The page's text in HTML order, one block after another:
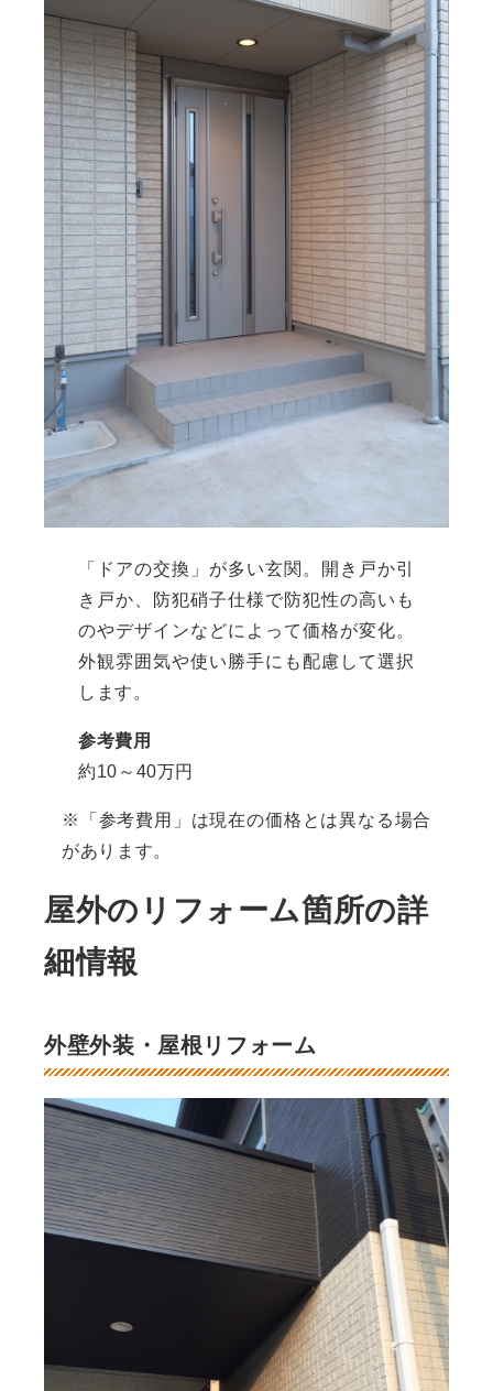
「ドアの交換」が多い玄関。開き戸か引
き戸か、防犯硝子仕様で防犯性の高いも
のやデザインなどによって価格が変化。
外観雰囲気や使い勝手にも配慮して選択
します。
参考費用
約10～40万円
※「参考費用」は現在の価格とは異なる場合
があります。
屋外のリフォーム箇所の詳
細情報
外壁外装・屋根リフォーム